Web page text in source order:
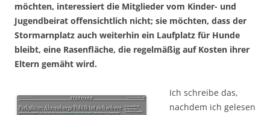
möchten, interessiert die Mitglieder vom Kinder- und
Jugendbeirat offensichtlich nicht; sie möchten, dass der
Stormarnplatz auch weiterhin ein Laufplatz für Hunde
bleibt, eine Rasenfläche, die regelmäßig auf Kosten ihrer
Eltern gemäht wird.
Ich schreibe das,
nachdem ich gelesen